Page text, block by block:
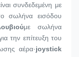
συνδεδεμένη με
σωλήνα εισόδου
με σωλήνα
την επίτευξη του
αέρα·joystick